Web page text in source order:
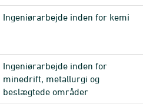
Ingeniørarbejde inden for kemi
Ingeniørarbejde inden for
minedrift, metallurgi og
beslægtede områder